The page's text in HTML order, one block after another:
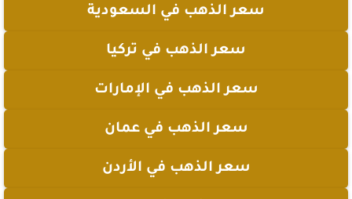
سعر الذهب في السعودية
سعر الذهب في تركيا
سعر الذهب في الإمارات
سعر الذهب في عمان
سعر الذهب في الأردن